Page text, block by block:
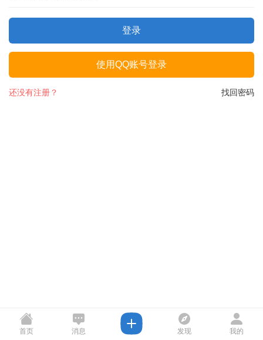
登录
使用QQ账号登录
找回密码
还没有注册？
首页 消息 发现 我的